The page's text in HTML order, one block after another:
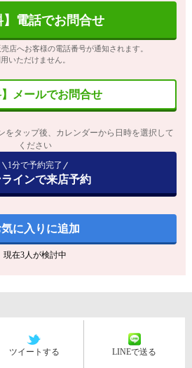
】電話でお問合せ
店へお客様の電話番号が通知されます。
いただけません。
】メールでお問合せ
をタップ後、カレンダーから日時を選択して
ください
1分で予約完了
インで来店予約
に入りに追加
現在3人が検討中
ツイートする LINEで送る